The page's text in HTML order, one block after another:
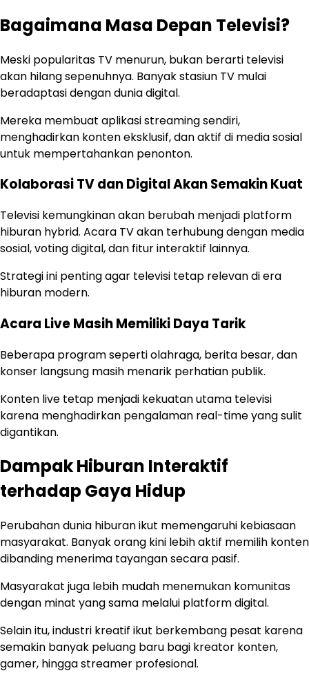
Bagaimana Masa Depan Televisi?
Meski popularitas TV menurun, bukan berarti televisi
akan hilang sepenuhnya. Banyak stasiun TV mulai
beradaptasi dengan dunia digital.
Mereka membuat aplikasi streaming sendiri,
menghadirkan konten eksklusif, dan aktif di media sosial
untuk mempertahankan penonton.
Kolaborasi TV dan Digital Akan Semakin Kuat
Televisi kemungkinan akan berubah menjadi platform
hiburan hybrid. Acara TV akan terhubung dengan media
sosial, voting digital, dan fitur interaktif lainnya.
Strategi ini penting agar televisi tetap relevan di era
hiburan modern.
Acara Live Masih Memiliki Daya Tarik
Beberapa program seperti olahraga, berita besar, dan
konser langsung masih menarik perhatian publik.
Konten live tetap menjadi kekuatan utama televisi
karena menghadirkan pengalaman real-time yang sulit
digantikan.
Dampak Hiburan Interaktif
terhadap Gaya Hidup
Perubahan dunia hiburan ikut memengaruhi kebiasaan
masyarakat. Banyak orang kini lebih aktif memilih konten
dibanding menerima tayangan secara pasif.
Masyarakat juga lebih mudah menemukan komunitas
dengan minat yang sama melalui platform digital.
Selain itu, industri kreatif ikut berkembang pesat karena
semakin banyak peluang baru bagi kreator konten,
gamer, hingga streamer profesional.